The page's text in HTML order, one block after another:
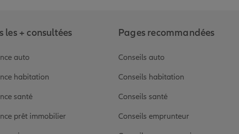
les + consultées
auto
habitation
santé
prêt immobilier
Pages recommandées
Conseils auto
Conseils habitation
Conseils santé
Conseils emprunteur